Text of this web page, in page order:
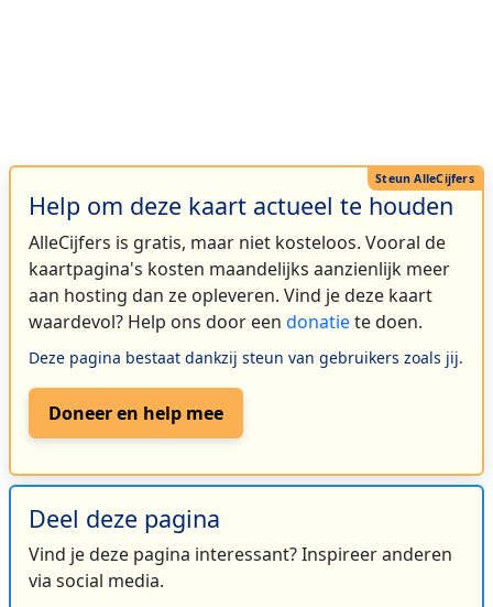
Help om deze kaart actueel te houden
AlleCijfers is gratis, maar niet kosteloos. Vooral de
kaartpagina's kosten maandelijks aanzienlijk meer
aan hosting dan ze opleveren. Vind je deze kaart
waardevol? Help ons door een donatiete doen.
Deze pagina bestaat dankzij steun van gebruikers zoals jij.
Doneer en help mee
Deel deze pagina
Vind je deze pagina interessant? Inspireer anderen
via social media.